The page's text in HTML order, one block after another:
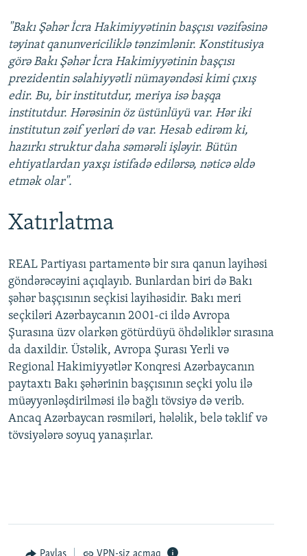
"Bakı Şəhər İcra Hakimiyyətinin başçısı vəzifəsinə
təyinat qanunvericiliklə tənzimlənir. Konstitusiya
görə Bakı Şəhər İcra Hakimiyyətinin başçısı
prezidentin səlahiyyətli nümayəndəsi kimi çıxış
edir. Bu, bir institutdur, meriya isə başqa
institutdur. Hərəsinin öz üstünlüyü var. Hər iki
institutun zəif yerləri də var. Hesab edirəm ki,
hazırkı struktur daha səmərəli işləyir. Bütün
ehtiyatlardan yaxşı istifadə edilərsə, nəticə əldə
etmək olar".
Xatırlatma
REAL Partiyası partamentə bir sıra qanun layihəsi
göndərəcəyini açıqlayıb. Bunlardan biri də Bakı
şəhər başçısının seçkisi layihəsidir. Bakı meri
seçkiləri Azərbaycanın 2001-ci ildə Avropa
Şurasına üzv olarkən götürdüyü öhdəliklər sırasına
da daxildir. Üstəlik, Avropa Şurası Yerli və
Regional Hakimiyyətlər Konqresi Azərbaycanın
paytaxtı Bakı şəhərinin başçısının seçki yolu ilə
müəyyənləşdirilməsi ilə bağlı tövsiyə də verib.
Ancaq Azərbaycan rəsmiləri, hələlik, belə təklif və
tövsiyələrə soyuq yanaşırlar.
Paylaş VPN-siz açmaq